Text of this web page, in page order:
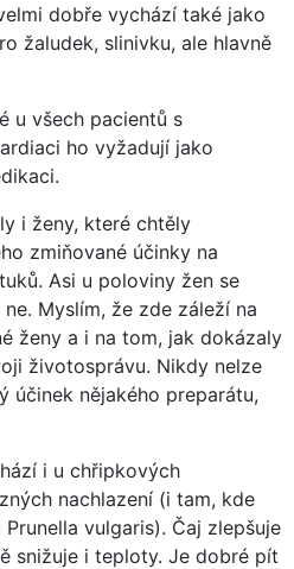
dobře vychází také jako
žaludek, slinivku, ale hlavně
u všech pacientů s
ho vyžadují jako
i ženy, které chtěly
zmiňované účinky na
Asi u poloviny žen se
Myslím, že zde záleží na
ženy a i na tom, jak dokázaly
životosprávu. Nikdy nelze
účinek nějakého preparátu,
i u chřipkových
nachlazení (i tam, kde
vulgaris). Čaj zlepšuje
snižuje i teploty. Je dobré pít